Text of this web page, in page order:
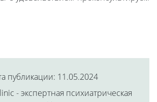
публикации: 11.05.2024
- экспертная психиатрическая